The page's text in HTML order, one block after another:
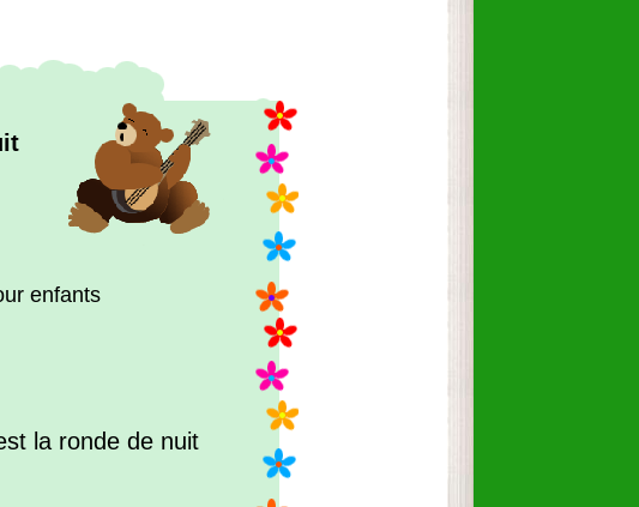
enfants
la ronde de nuit